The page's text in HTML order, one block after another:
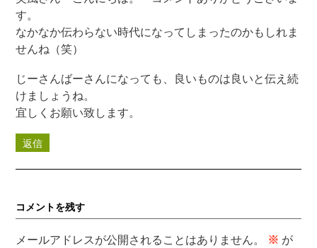
す。
なかなか伝わらない時代になってしまったのかもしれま
せんね（笑）
じーさんばーさんになっても、良いものは良いと伝え続
けましょうね。
宜しくお願い致します。
返信
コメントを残す
メールアドレスが公開されることはありません。 ※ が